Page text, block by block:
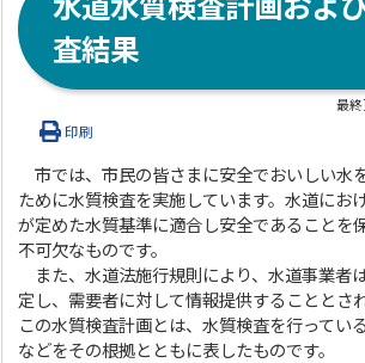
査結果
最
印刷
市では、市民の皆さまに安全でおいしい水
ために水質検査を実施しています。水道にお
が定めた水質基準に適合し安全であることを
不可欠なものです。
また、水道法施行規則により、水道事業者
定し、需要者に対して情報提供することとさ
この水質検査計画とは、水質検査を行ってい
などをその根拠とともに表したものです。